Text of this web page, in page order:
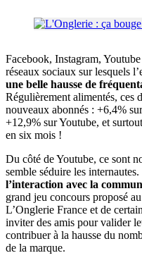
Facebook, Instagram,
réseaux sociaux sur lesquels
une belle hausse de
Régulièrement alimentés, ces
nouveaux abonnés : +6,4%
+12,9% sur Youtube, et
en six mois !
Du côté de Youtube, ce sont
semble séduire les
l’interaction avec la
grand jeu concours proposé
L’Onglerie France et de
inviter des amis pour valider
contribuer à la hausse du
de la marque.